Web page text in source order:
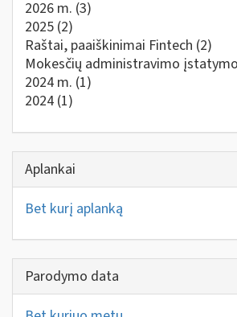
2026 m. (3)
2025 (2)
Raštai, paaiškinimai Fintech (2)
Mokesčių administravimo
2024 m. (1)
2024 (1)
Aplankai
Bet kurį aplanką
Parodymo data